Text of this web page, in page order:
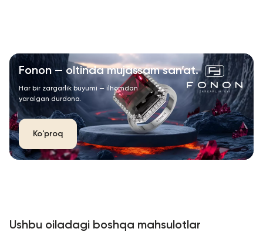
Fonon — oltinda mujassam san’at.
Har bir zargarlik buyumi — ilhomdan
yaralgan durdona.
Ko'proq
Ushbu oiladagi boshqa mahsulotlar